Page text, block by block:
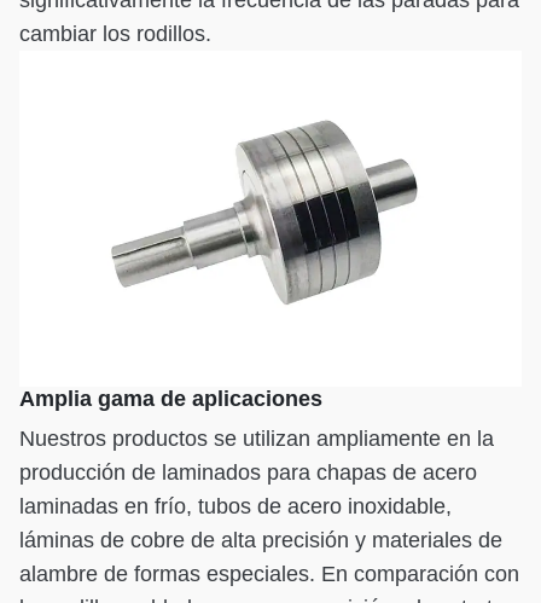
cambiar los rodillos.
Amplia gama de aplicaciones
Nuestros productos se utilizan ampliamente en la
producción de laminados para chapas de acero
laminadas en frío, tubos de acero inoxidable,
láminas de cobre de alta precisión y materiales de
alambre de formas especiales. En comparación con